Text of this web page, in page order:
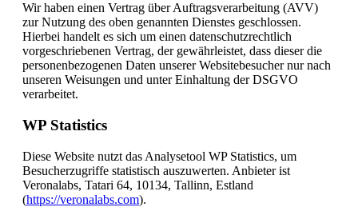
Wir haben einen Vertrag über Auftragsverarbeitung (AVV)
zur Nutzung des oben genannten Dienstes geschlossen.
Hierbei handelt es sich um einen datenschutzrechtlich
vorgeschriebenen Vertrag, der gewährleistet, dass dieser die
personenbezogenen Daten unserer Websitebesucher nur nach
unseren Weisungen und unter Einhaltung der DSGVO
verarbeitet.
WP Statistics
Diese Website nutzt das Analysetool WP Statistics, um
Besucherzugriffe statistisch auszuwerten. Anbieter ist
Veronalabs, Tatari 64, 10134, Tallinn, Estland
(https://veronalabs.com).